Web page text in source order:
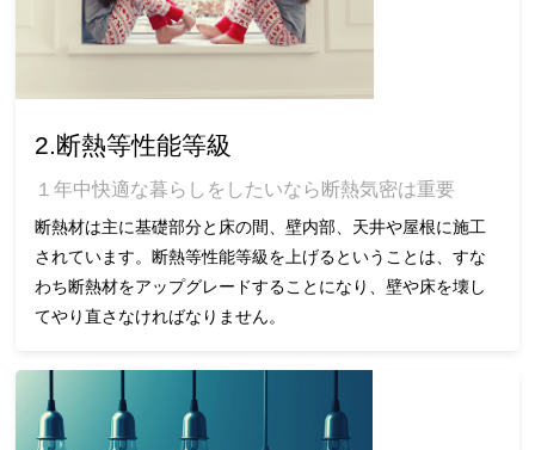
2.断熱等性能等級
１年中快適な暮らしをしたいなら断熱気密は重要
断熱材は主に基礎部分と床の間、壁内部、天井や屋根に施工
されています。断熱等性能等級を上げるということは、すな
わち断熱材をアップグレードすることになり、壁や床を壊し
てやり直さなければなりません。